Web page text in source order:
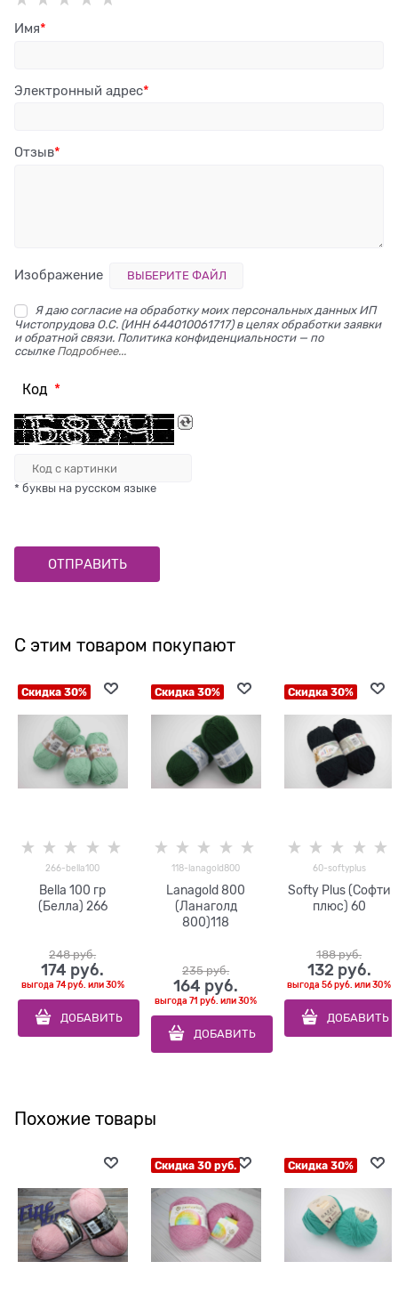
Имя
Электронный адрес
Отзыв
Изображение ВЫБЕРИТЕ ФАЙЛ
Я даю согласие на обработку моих персональных данных ИП
Чистопрудова О.С. (ИНН 644010061717) в целях обработки заявки
и обратной связи. Политика конфиденциальности — по
ссылке Подробнее...
Код
* буквы на русском языке
С этим товаром покупают
Скидка 30%
266-bella100
Bella 100 гр
(Белла) 266
248 руб.
174 руб.
выгода 74 руб. или30%
ДОБАВИТЬ
Скидка 30%
118-lanagold800
Lanagold 800
(Ланаголд
800)118
235 руб.
164 руб.
выгода71 руб. или30%
ДОБАВИТЬ
Скидка 30%
60-softyplus
Softy Plus (Софти
плюс) 60
188 руб.
132 руб.
выгода56 руб. или30%
ДОБАВИТЬ
Похожие товары
Скидка 30 руб. Скидка 30%